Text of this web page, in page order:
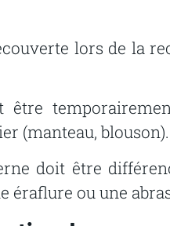
lors de la
être
(manteau, blouson).
doit être
éraflure ou une